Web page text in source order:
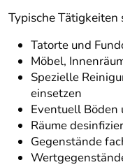
Typische Tätigkeiten
Tatorte und
Möbel,
Spezielle
einsetzen
Eventuell
Räume
Gegenstände